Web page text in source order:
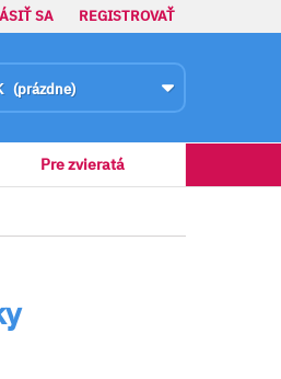
SA REGISTROVAŤ
(prázdne)
Pre zvieratá